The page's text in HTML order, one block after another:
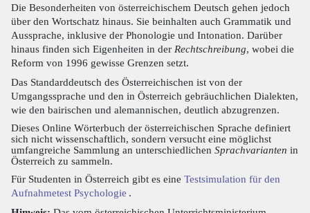
Die Besonderheiten von österreichischem Deutsch gehen jedoch
über den Wortschatz hinaus. Sie beinhalten auch Grammatik und
Aussprache, inklusive der Phonologie und Intonation. Darüber
hinaus finden sich Eigenheiten in der Rechtschreibung, wobei die
Reform von 1996 gewisse Grenzen setzt.
Das Standarddeutsch des Österreichischen ist von der
Umgangssprache und den in Österreich gebräuchlichen Dialekten,
wie den bairischen und alemannischen, deutlich abzugrenzen.
Dieses Online Wörterbuch der österreichischen Sprache definiert
sich nicht wissenschaftlich, sondern versucht eine möglichst
umfangreiche Sammlung an unterschiedlichen Sprachvarianten in
Österreich zu sammeln.
Für Studenten in Österreich gibt es eine Testsimulation für den
Aufnahmetest Psychologie .